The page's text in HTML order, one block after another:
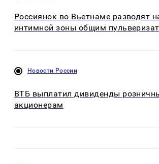
Россиянок во Вьетнаме разводят
интимной зоны общим
Новости России
ВТБ выплатил дивиденды
акционерам